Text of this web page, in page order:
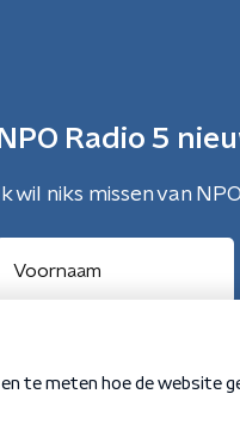
NPO Radio 5
Ik wil niks missen van